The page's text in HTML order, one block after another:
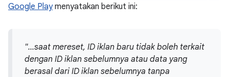
Google Playmenyatakan berikut ini:
"...saat mereset, ID iklan baru tidak boleh terkait
dengan ID iklan sebelumnya atau data yang
berasal dari ID iklan sebelumnya tanpa